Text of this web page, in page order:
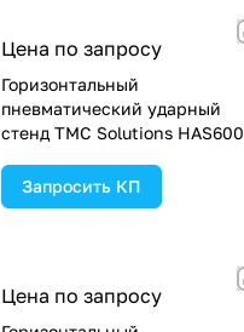
Цена по запросу
Горизонтальный
пневматический ударный
стенд TMC Solutions HAS600
Запросить КП
Цена по запросу